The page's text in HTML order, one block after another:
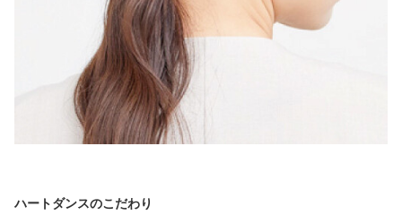
ハートダンスのこだわり